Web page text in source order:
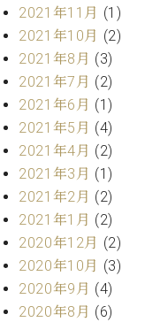
ジ
タ
ル)
八
王
子
工
房
ロ
グ
ア
ク
セ
ス
問
い
合
2021年11月 (1)
2021年10月 (2)
2021年8月 (3)
2021年7月 (2)
2021年6月 (1)
2021年5月 (4)
2021年4月 (2)
2021年3月 (1)
2021年2月 (2)
2021年1月 (2)
2020年12月 (2)
2020年10月 (3)
2020年9月 (4)
2020年8月 (6)